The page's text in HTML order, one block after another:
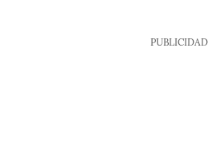
PUBLICIDAD